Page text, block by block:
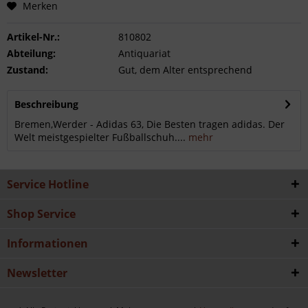
Merken
Artikel-Nr.:
810802
Abteilung:
Antiquariat
Zustand:
Gut, dem Alter entsprechend
Beschreibung
Bremen,Werder - Adidas 63, Die Besten tragen adidas. Der
Welt meistgespielter Fußballschuh.... mehr
Service Hotline
Shop Service
Informationen
Newsletter